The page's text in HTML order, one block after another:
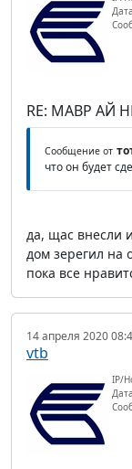
RE: МАВР АЙ
Сообщение от
что он будет
да, щас внесли
дом зерегил на
пока все
14 апреля 2020
vtb
IP/